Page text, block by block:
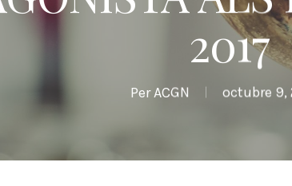
2017
PerACGN octubre 9,